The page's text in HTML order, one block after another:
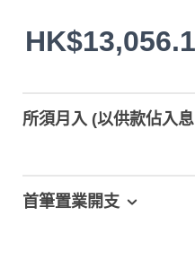
所須月入 (以供款佔入
首筆置業開支